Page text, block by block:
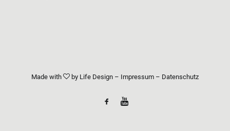
Made with by Life Design – Impressum – Datenschutz